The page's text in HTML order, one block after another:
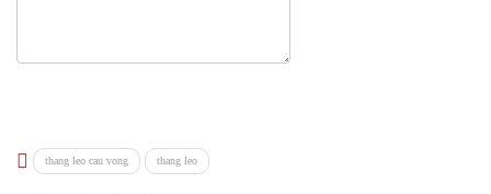
thang leo cau vong thang leo